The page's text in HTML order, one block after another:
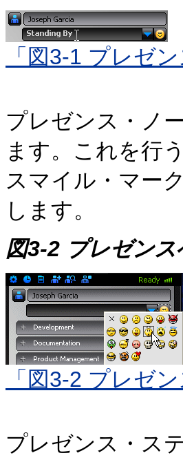
「図3-1 プレゼ
プレゼンス・ノ
ます。これを行
スマイル・マー
します。
図3-2 プレゼン
「図3-2 プレゼ
プレゼンス・ス